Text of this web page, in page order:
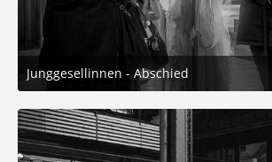
Junggesellinnen - Abschied
10. November 2025 um 23:45
4